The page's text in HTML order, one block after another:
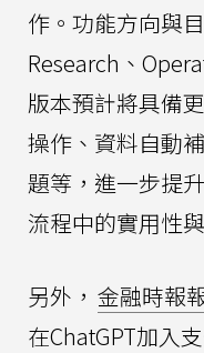
作。功能方向與
Research、
版本預計將具備
操作、資料自動
題等，進一步提
流程中的實用性
另外， 金融時報
在ChatGPT加入